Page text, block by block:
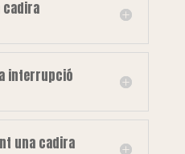
interrupció
una cadira